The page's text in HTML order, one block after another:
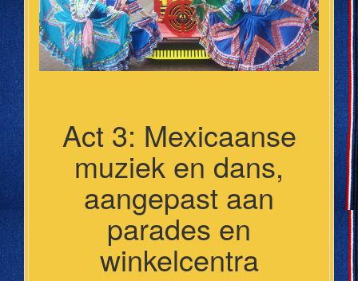
Act 3: Mexicaanse
muziek en dans,
aangepast aan
parades en
winkelcentra